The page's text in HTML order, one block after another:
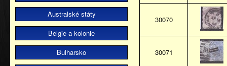
Australské státy
Belgie a kolonie
Bulharsko
30070
30071